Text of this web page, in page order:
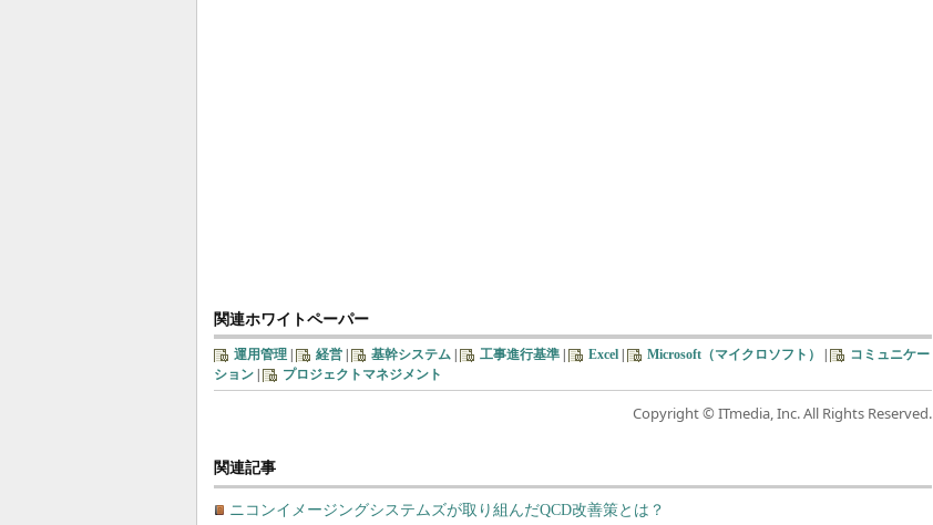
関連ホワイトペーパー
運用管理 経営 基幹システム 工事進行基準 Excel Microsoft（マイクロソフト）
コミュニケー
ション
プロジェクトマネジメント
Copyright © ITmedia, Inc. All Rights Reserved.
関連記事
ニコンイメージングシステムズが取り組んだQCD改善策とは？